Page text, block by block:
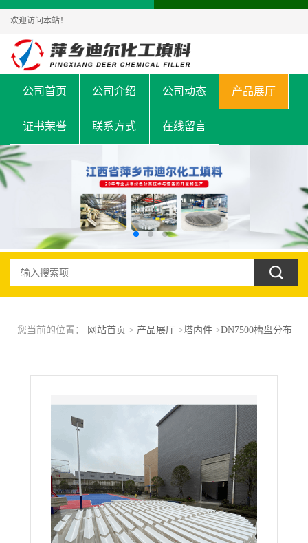
欢迎访问本站！
公司首页 公司介绍 公司动态 产品展厅
证书荣誉 联系方式 在线留言
您当前的位置： 网站首页 > 产品展厅>塔内件>DN7500槽盘分布